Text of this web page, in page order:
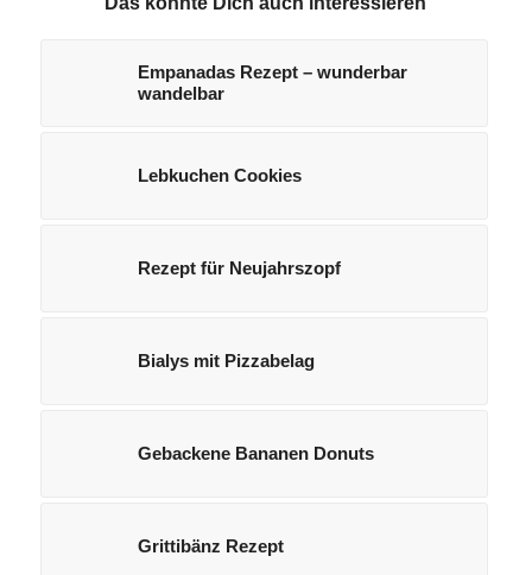
Empanadas Rezept – wunderbar
wandelbar
Lebkuchen Cookies
Rezept für Neujahrszopf
Bialys mit Pizzabelag
Gebackene Bananen Donuts
Grittibänz Rezept